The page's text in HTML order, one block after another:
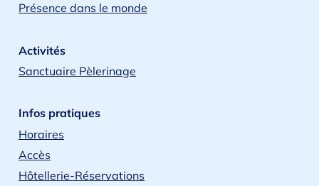
Présence dans le monde
Activités
Sanctuaire Pèlerinage
Infos pratiques
Horaires
Accès
Hôtellerie-Réservations